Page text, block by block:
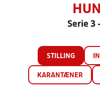
Serie 3
STILLING
KARANTÆNER